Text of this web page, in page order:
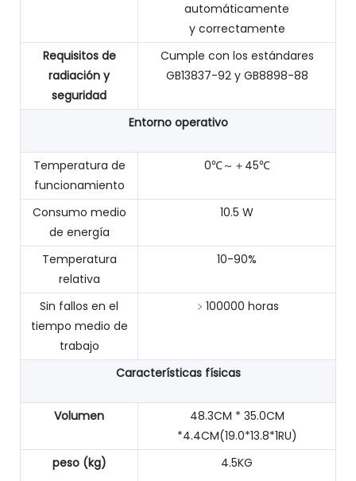
automáticamente
y correctamente
Requisitos de
radiación y
seguridad
Cumple con los estándares
GB13837-92 y GB8898-88
Entorno operativo
Temperatura de
funcionamiento
0℃～＋45℃
Consumo medio
de energía
10.5 W
Temperatura
relativa
10-90%
Sin fallos en el
tiempo medio de
trabajo
﹥100000 horas
Características físicas
Volumen
48.3CM * 35.0CM
*4.4CM(19.0*13.8*1RU)
peso (kg)
4.5KG